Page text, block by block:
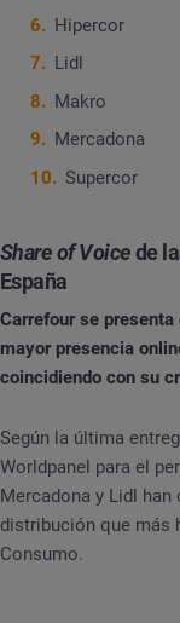
Hipercor
Lidl
Makro
Mercadona
Supercor
Share of Voicede
España
Carrefour se
mayor presencia
coincidiendo con su
Según la última
Worldpanel para el
Mercadona y Lidl
distribución que más
Consumo.